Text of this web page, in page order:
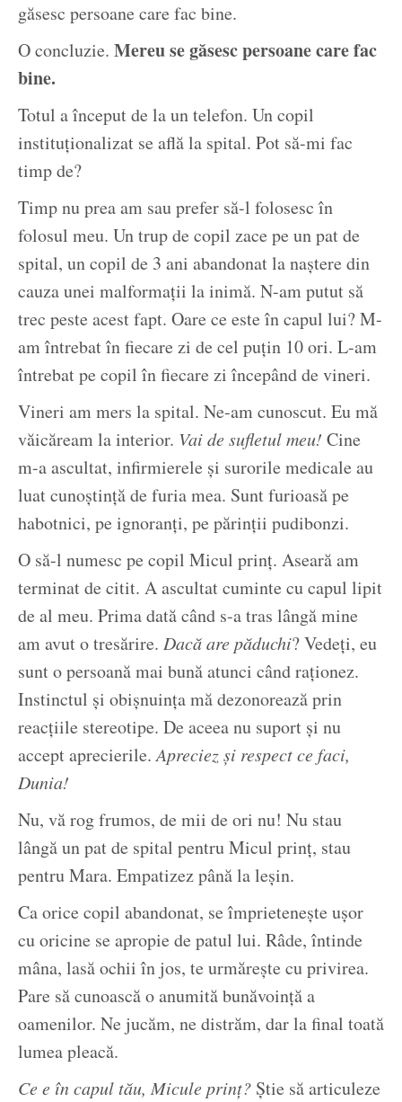
găsesc persoane care fac bine.
O concluzie. Mereu se găsesc persoane care fac
bine.
Totul a început de la un telefon. Un copil
instituționalizat se află la spital. Pot să-mi fac
timp de?
Timp nu prea am sau prefer să-l folosesc în
folosul meu. Un trup de copil zace pe un pat de
spital, un copil de 3 ani abandonat la naștere din
cauza unei malformații la inimă. N-am putut să
trec peste acest fapt. Oare ce este în capul lui? M-
am întrebat în fiecare zi de cel puțin 10 ori. L-am
întrebat pe copil în fiecare zi începând de vineri.
Vineri am mers la spital. Ne-am cunoscut. Eu mă
văicăream la interior. Vai de sufletul meu! Cine
m-a ascultat, infirmierele și surorile medicale au
luat cunoștință de furia mea. Sunt furioasă pe
habotnici, pe ignoranți, pe părinții pudibonzi.
O să-l numesc pe copil Micul prinț. Aseară am
terminat de citit. A ascultat cuminte cu capul lipit
de al meu. Prima dată când s-a tras lângă mine
am avut o tresărire. Dacă are păduchi? Vedeți, eu
sunt o persoană mai bună atunci când raționez.
Instinctul și obișnuința mă dezonorează prin
reacțiile stereotipe. De aceea nu suport și nu
accept aprecierile.Apreciez și respect ce faci,
Dunia!
Nu, vă rog frumos, de mii de ori nu! Nu stau
lângă un pat de spital pentru Micul prinț, stau
pentru Mara. Empatizez până la leșin.
Ca orice copil abandonat, se împrietenește ușor
cu oricine se apropie de patul lui. Râde, întinde
mâna, lasă ochii în jos, te urmărește cu privirea.
Pare să cunoască o anumită bunăvoință a
oamenilor. Ne jucăm, ne distrăm, dar la final toată
lumea pleacă.
Ce e în capul tău, Micule prinț? Știe să articuleze